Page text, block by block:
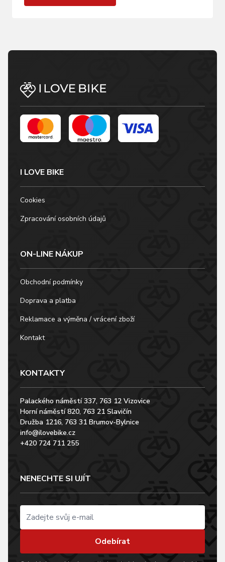
I LOVE BIKE
Cookies
Zpracování osobních údajů
ON-LINE NÁKUP
Obchodní podmínky
Doprava a platba
Reklamace a výměna / vrácení zboží
Kontakt
KONTAKTY
Palackého náměstí 337, 763 12 Vizovice
Horní náměstí 820, 763 21 Slavičín
Družba 1216, 763 31 Brumov-Bylnice
info@ilovebike.cz
+420 724 711 255
NENECHTE SI UJÍT
Odebírat